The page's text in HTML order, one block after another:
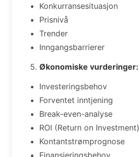
Konkurransesituasjon
Prisnivå
Trender
Inngangsbarrierer
Økonomiske vurderinger:
Investeringsbehov
Forventet inntjening
Break-even-analyse
ROI (Return on Investment)
Kontantstrømprognose
Finansieringsbehov